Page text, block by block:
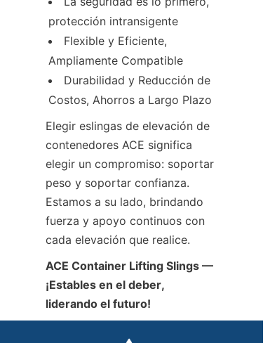
protección intransigente
Flexible y Eficiente,
Ampliamente Compatible
Durabilidad y Reducción de
Costos, Ahorros a Largo Plazo
Elegir eslingas de elevación de
contenedores ACE significa
elegir un compromiso: soportar
peso y soportar confianza.
Estamos a su lado, brindando
fuerza y apoyo continuos con
cada elevación que realice.
ACE Container Lifting Slings —
¡Estables en el deber,
liderando el futuro!